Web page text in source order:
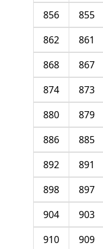
855
856
861
862
867
868
873
874
879
880
885
886
891
892
897
898
903
904
909
910